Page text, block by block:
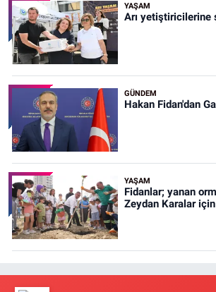
YAŞAM
Arı yetiştiricilerine
GÜNDEM
Hakan Fidan'dan
YAŞAM
Fidanlar; yanan
Zeydan Karalar